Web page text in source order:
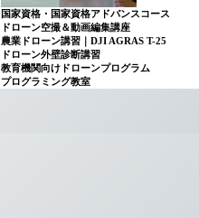
国家資格・国家資格アドバンスコース
ドローン空撮＆動画編集講座
農業ドローン講習｜DJI AGRAS T-25
ドローン外壁診断講習
教育機関向けドローンプログラム
プログラミング教室